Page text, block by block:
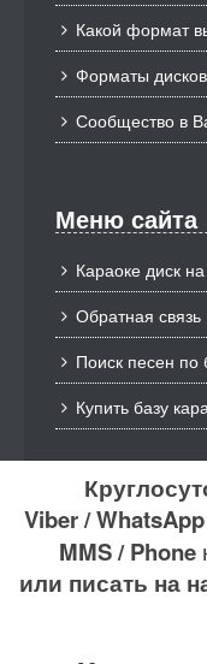
Какой формат
Форматы
Сообщество в
Меню сайта
Караоке диск на
Обратная связь
Поиск песен по
Купить базу
Viber /
MMS / Phone
или писать на